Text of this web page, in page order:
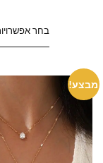
בחר
מבצע!